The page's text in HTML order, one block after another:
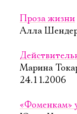
Проза жизни
Алла
Марина
24.11.2006
«Фоменкам»